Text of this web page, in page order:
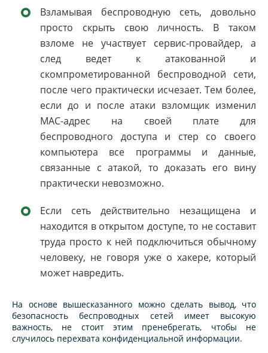
Взламывая беспроводную сеть, довольно
просто скрыть свою личность. В таком
взломе не участвует сервис-провайдер, а
след ведет к атакованной и
скомпрометированной беспроводной сети,
после чего практически исчезает. Тем более,
если до и после атаки взломщик изменил
MAC-адрес на своей плате для
беспроводного доступа и стер со своего
компьютера все программы и данные,
связанные с атакой, то доказать его вину
практически невозможно.
Если сеть действительно незащищена и
находится в открытом доступе, то не составит
труда просто к ней подключиться обычному
человеку, не говоря уже о хакере, который
может навредить.
На основе вышесказанного можно сделать вывод, что
безопасность беспроводных сетей имеет высокую
важность, не стоит этим пренебрегать, чтобы не
случилось перехвата конфиденциальной информации.